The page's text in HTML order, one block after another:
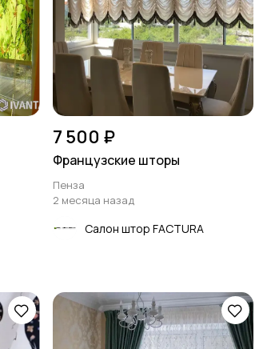
7 500 ₽
Французские шторы
Пенза
2 месяца назад
Салон штор FACTURA